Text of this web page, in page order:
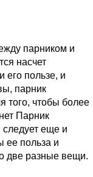
парником и
насчет
его пользе, и
парник
того, чтобы более
Парник
еще и
ее польза и
две разные вещи.